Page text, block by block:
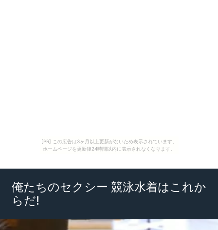
[PR] この広告は3ヶ月以上更新がないため表示されています。
ホームページを更新後24時間以内に表示されなくなります。
俺たちのセクシー 競泳水着はこれか
らだ!